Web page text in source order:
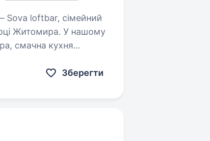
Житомира. У нашому
смачна кухня
Зберегти